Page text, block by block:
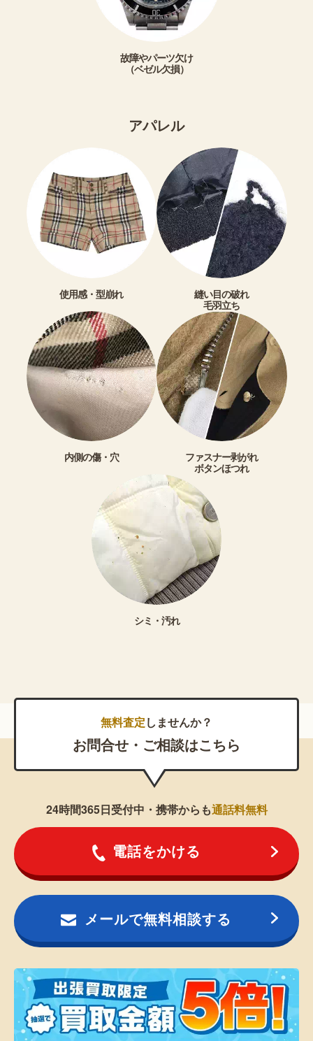
故障やパーツ欠け
（ベゼル欠損）
アパレル
使用感・型崩れ
縫い目の破れ
毛羽立ち
内側の傷・穴
ファスナー剥がれ
ボタンほつれ
シミ・汚れ
無料査定しませんか？
お問合せ・ご相談はこちら
24時間365日受付中・携帯からも通話料無料
電話をかける
メールで無料相談する